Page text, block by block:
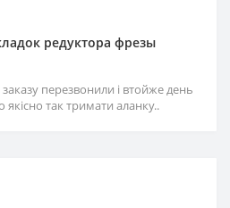
редуктора фрезы
перезвонили і втойже день
якісно так тримати аланку..